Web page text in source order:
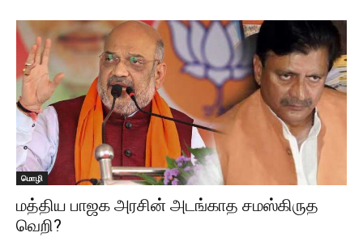
மொழி
மத்திய பாஜக அரசின் அடங்காத சமஸ்கிருத
வெறி?